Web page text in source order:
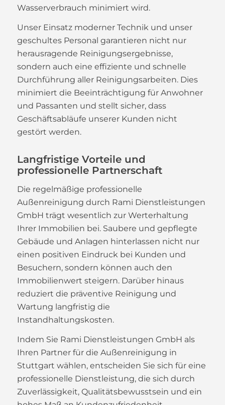
Wasserverbrauch minimiert wird.
Unser Einsatz moderner Technik und unser
geschultes Personal garantieren nicht nur
herausragende Reinigungsergebnisse,
sondern auch eine effiziente und schnelle
Durchführung aller Reinigungsarbeiten. Dies
minimiert die Beeinträchtigung für Anwohner
und Passanten und stellt sicher, dass
Geschäftsabläufe unserer Kunden nicht
gestört werden.
Langfristige Vorteile und
professionelle Partnerschaft
Die regelmäßige professionelle
Außenreinigung durch Rami Dienstleistungen
GmbH trägt wesentlich zur Werterhaltung
Ihrer Immobilien bei. Saubere und gepflegte
Gebäude und Anlagen hinterlassen nicht nur
einen positiven Eindruck bei Kunden und
Besuchern, sondern können auch den
Immobilienwert steigern. Darüber hinaus
reduziert die präventive Reinigung und
Wartung langfristig die
Instandhaltungskosten.
Indem Sie Rami Dienstleistungen GmbH als
Ihren Partner für die Außenreinigung in
Stuttgart wählen, entscheiden Sie sich für eine
professionelle Dienstleistung, die sich durch
Zuverlässigkeit, Qualitätsbewusstsein und ein